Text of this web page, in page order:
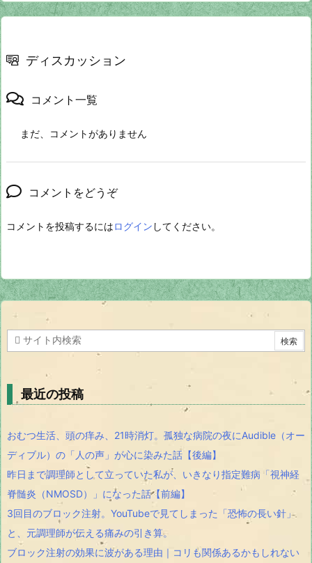
ディスカッション
コメント一覧
まだ、コメントがありません
コメントをどうぞ
コメントを投稿するにはログイン してください。
最近の投稿
おむつ生活、頭の痒み、21時消灯。孤独な病院の夜にAudible（オー
ディブル）の「人の声」が心に染みた話【後編】
昨日まで調理師として立っていた私が、いきなり指定難病「視神経
脊髄炎（NMOSD）」になった話【前編】
3回目のブロック注射。YouTubeで見てしまった「恐怖の長い針」
と、元調理師が伝える痛みの引き算。
ブロック注射の効果に波がある理由｜コリも関係あるかもしれない